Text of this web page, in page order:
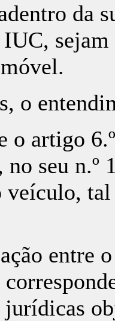
da
o
o artigo
seu n.º
veículo,
entre
jurídicas